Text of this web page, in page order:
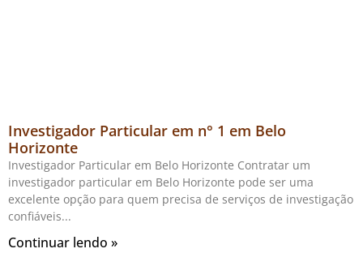
Investigador Particular em n° 1 em Belo
Horizonte
Investigador Particular em Belo Horizonte Contratar um
investigador particular em Belo Horizonte pode ser uma
excelente opção para quem precisa de serviços de investigação
confiáveis
Continuar lendo »